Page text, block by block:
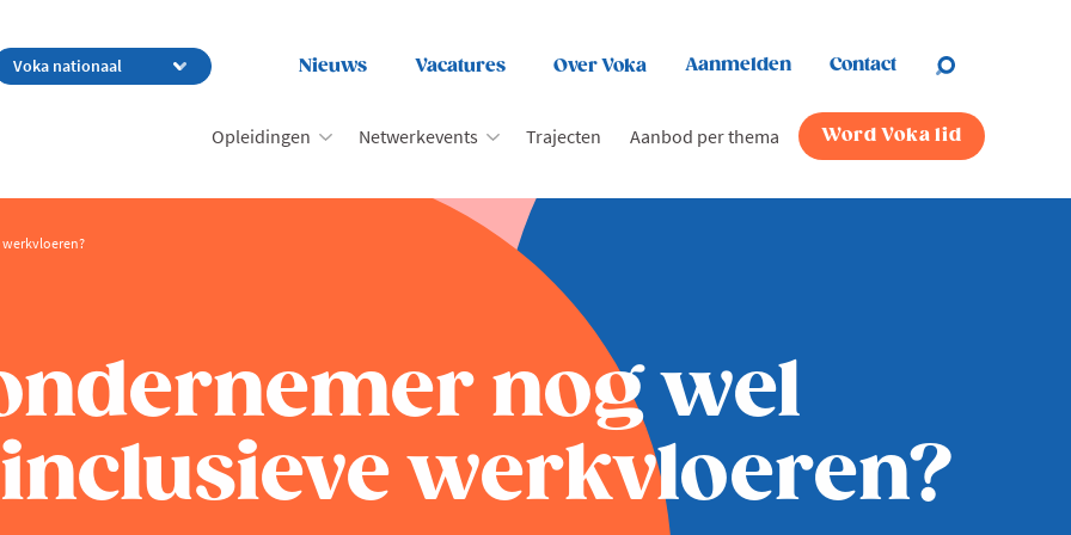
Nieuws Vacatures Over Voka Aanmelden Contact
Opleidingen Netwerkevents Trajecten Aanbod per thema Word Voka lid
nog wel
werkvloeren?